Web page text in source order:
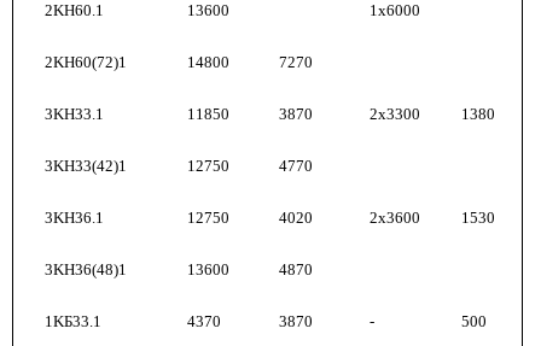
2KН60.1 13600 1х6000
2KН60(72)1 14800 7270
3KН33.1 11850 3870 2x3300 1380
3KН33(42)1 12750 4770
3KН36.1 12750 4020 2x3600 1530
3KН36(48)1 13600 4870
1KБ33.1 4370 3870 - 500